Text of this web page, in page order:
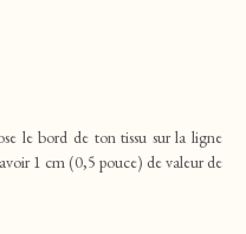
le bord de ton tissu sur la ligne
1 cm (0,5 pouce) de valeur de